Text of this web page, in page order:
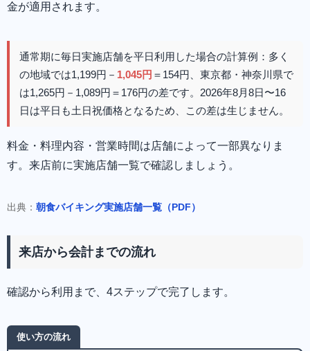
金が適用されます。
通常期に毎日実施店舗を平日利用した場合の計算例：多く
の地域では1,199円－ 1,045円 ＝154円、東京都・神奈川県で
は1,265円－1,089円＝176円の差です。2026年8月8日〜16
日は平日も土日祝価格となるため、この差は生じません。
料金・料理内容・営業時間は店舗によって一部異なりま
す。来店前に実施店舗一覧で確認しましょう。
出典： 朝食バイキング実施店舗一覧（PDF）
来店から会計までの流れ
確認から利用まで、4ステップで完了します。
使い方の流れ